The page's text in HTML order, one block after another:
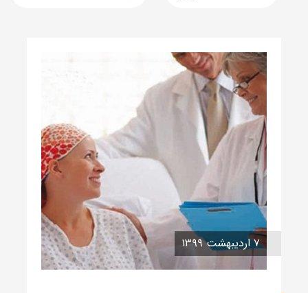
۷ اردیبهشت ۱۳۹۹